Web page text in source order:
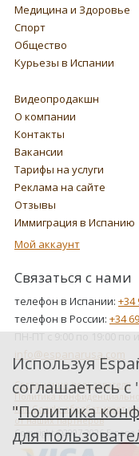
Медицина и Здоровье
Спорт
Общество
Курьезы в Испании
Видеопродакшн
О компании
Контакты
Вакансии
Тарифы на услуги
Реклама на сайте
Отзывы
Иммиграция в Испанию
Мой аккаунт
Связаться с нами
телефон в Испании: +34
телефон в России: +34
ПН-ПТ с 9:00 по 19:00 по
info@espanarusa.com
Соглашение пользователя
Политика
Как Google обрабатывает
от наших партнеров
Copyright ©2007-2026 Espana
Используя
соглашаетесь с
"Политика
для